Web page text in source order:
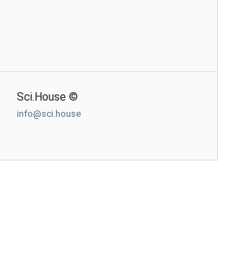
Sci.House ©
info@sci.house